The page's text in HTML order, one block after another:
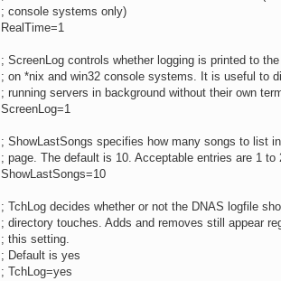
; console systems only)
RealTime=1
; ScreenLog controls whether logging is printed to
; on *nix and win32 console systems. It is useful to
; running servers in background without their own
ScreenLog=1
; ShowLastSongs specifies how many songs to list
; page. The default is 10. Acceptable entries are 1 to
ShowLastSongs=10
; TchLog decides whether or not the DNAS logfile
; directory touches. Adds and removes still appear
; this setting.
; Default is yes
; TchLog=yes